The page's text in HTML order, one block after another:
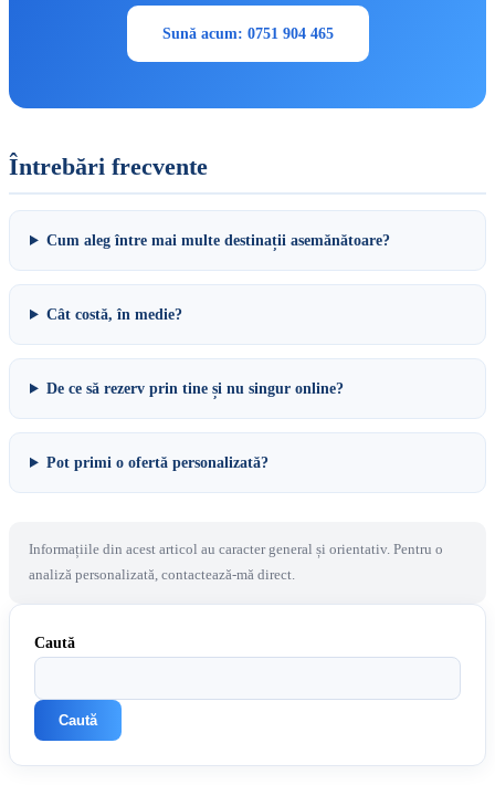
Sună acum: 0751 904 465
Întrebări frecvente
Cum aleg între mai multe destinații asemănătoare?
Cât costă, în medie?
De ce să rezerv prin tine și nu singur online?
Pot primi o ofertă personalizată?
Informațiile din acest articol au caracter general și orientativ. Pentru o
analiză personalizată, contactează-mă direct.
Caută
Caută